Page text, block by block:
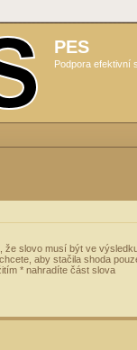
PES
Podpora efektivní
že slovo musí být ve
aby stačila shoda
* nahradíte část slova